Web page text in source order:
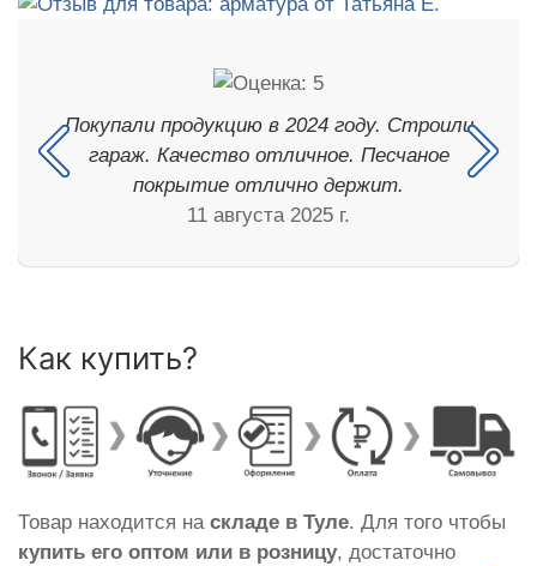
Покупали продукцию в 2024 году. Строили
гараж. Качество отличное. Песчаное
покрытие отлично держит.
11 августа 2025 г.
Как купить?
Товар находится на складе в Туле. Для того чтобы
купить его оптом или в розницу, достаточно